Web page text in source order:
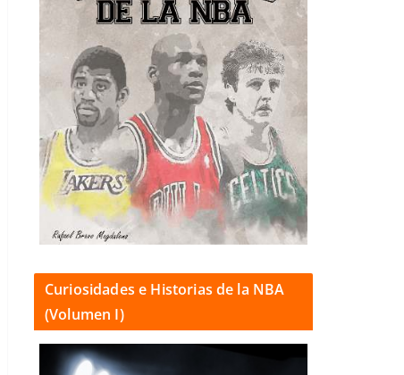
Curiosidades e Historias de la NBA
(Volumen I)